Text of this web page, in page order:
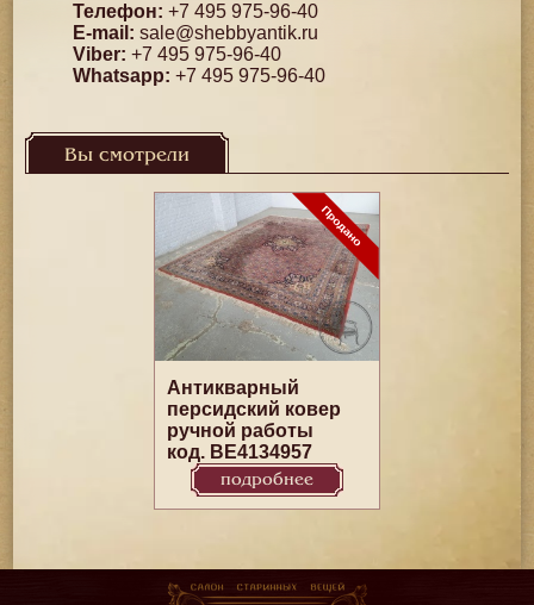
Телефон: +7 495 975-96-40
E-mail: sale@shebbyantik.ru
Viber: +7 495 975-96-40
Whatsapp: +7 495 975-96-40
Вы смотрели
Антикварный
персидский ковер
ручной работы
код. BE4134957
подробнее